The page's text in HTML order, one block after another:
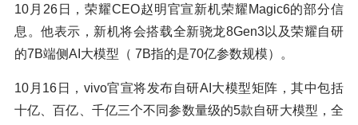
10月26日，荣耀CEO赵明官宣新机荣耀Magic6的部分信
息。他表示，新机将会搭载全新骁龙8Gen3以及荣耀自研
的7B端侧AI大模型（ 7B指的是70亿参数规模）。
10月16日，vivo官宣将发布自研AI大模型矩阵，其中包括
十亿、百亿、千亿三个不同参数量级的5款自研大模型，全